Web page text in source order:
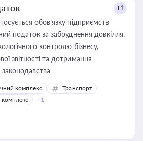
+1
обов’язку підприємств
податок за забруднення довкілля.
контролю бізнесу,
звітності та дотримання
комплекс
Транспорт
+1